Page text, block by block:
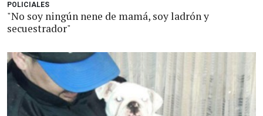
POLICIALES
"No soy ningún nene de mamá, soy ladrón y
secuestrador"